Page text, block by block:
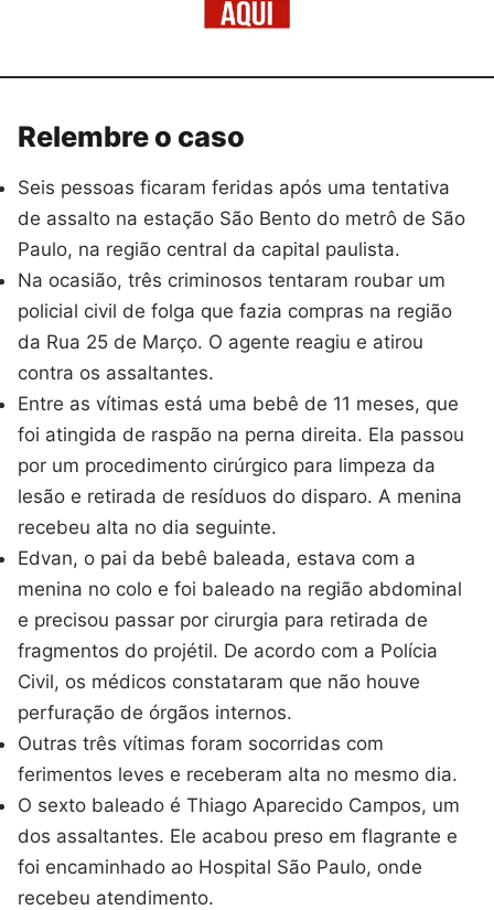
Relembre o caso
Seis pessoas ficaram feridas após uma tentativa
de assalto na estação São Bento do metrô de São
Paulo, na região central da capital paulista.
Na ocasião, três criminosos tentaram roubar um
policial civil de folga que fazia compras na região
da Rua 25 de Março. O agente reagiu e atirou
contra os assaltantes.
Entre as vítimas está uma bebê de 11 meses, que
foi atingida de raspão na perna direita. Ela passou
por um procedimento cirúrgico para limpeza da
lesão e retirada de resíduos do disparo. A menina
recebeu alta no dia seguinte.
Edvan, o pai da bebê baleada, estava com a
menina no colo e foi baleado na região abdominal
e precisou passar por cirurgia para retirada de
fragmentos do projétil. De acordo com a Polícia
Civil, os médicos constataram que não houve
perfuração de órgãos internos.
Outras três vítimas foram socorridas com
ferimentos leves e receberam alta no mesmo dia.
O sexto baleado é Thiago Aparecido Campos, um
dos assaltantes. Ele acabou preso em flagrante e
foi encaminhado ao Hospital São Paulo, onde
recebeu atendimento.